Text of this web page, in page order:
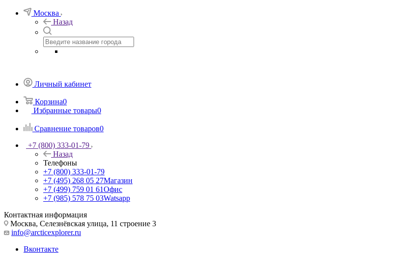
Москва
Назад
Личный кабинет
Корзина0
Избранные товары0
Сравнение товаров0
+7 (800) 333-01-79
Назад
Телефоны
+7 (800) 333-01-79
+7 (495) 268 05 27Магазин
+7 (499) 759 01 61Офис
+7 (985) 578 75 03Watsapp
Контактная информация
Москва, Селезнёвская улица, 11 строение 3
info@arcticexplorer.ru
Вконтакте